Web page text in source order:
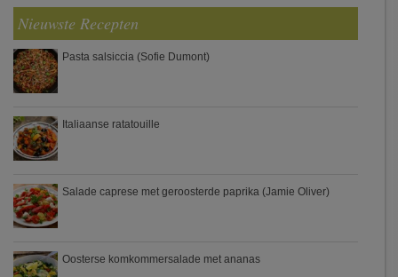
Nieuwste Recepten
Pasta salsiccia (Sofie Dumont)
Italiaanse ratatouille
Salade caprese met geroosterde paprika (Jamie Oliver)
Oosterse komkommersalade met ananas